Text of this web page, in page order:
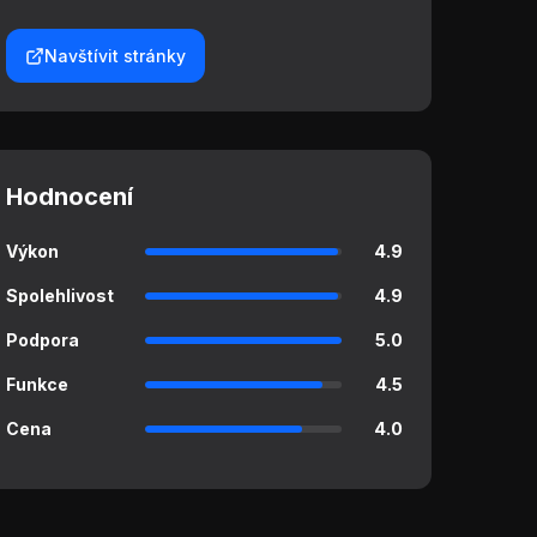
Navštívit stránky
Hodnocení
Výkon 4.9
Spolehlivost 4.9
Podpora 5.0
Funkce 4.5
Cena 4.0